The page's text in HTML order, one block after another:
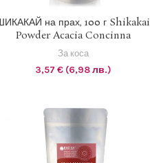
1 EUR = 1.95583 BGN
ДОБАВЯНЕ В КОЛИЧКАТА
на прах, 100 г Shikakai
Powder Acacia Concinna
За коса
3,57 €(6,98 лв.)